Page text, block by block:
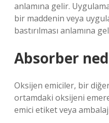
anlamına gelir.
bir maddenin veya
bastırılması anlamına
Absorber
Oksijen emiciler, bir
ortamdaki oksijeni
emici etiket veya